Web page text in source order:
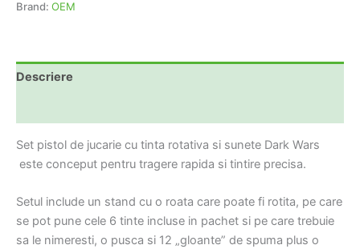
Brand: OEM
Descriere
Set pistol de jucarie cu tinta rotativa si sunete Dark Wars
este conceput pentru tragere rapida si tintire precisa.
Setul include un stand cu o roata care poate fi rotita, pe care
se pot pune cele 6 tinte incluse in pachet si pe care trebuie
sa le nimeresti, o pusca si 12 „gloante” de spuma plus o